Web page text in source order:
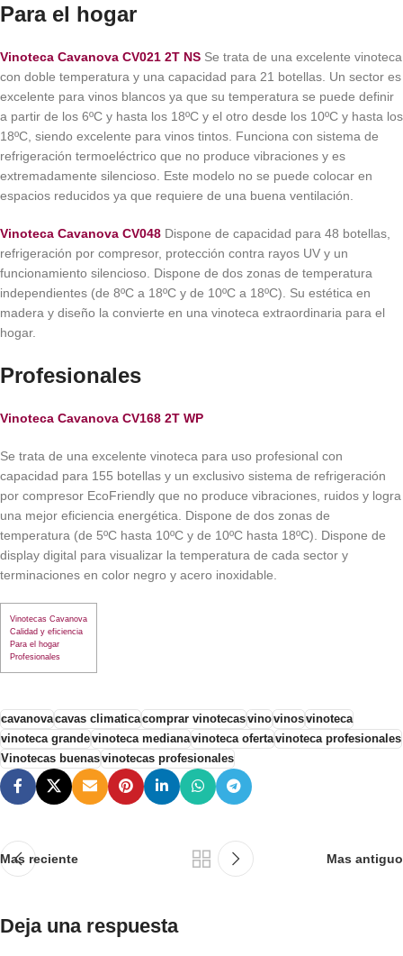
Para el hogar
Vinoteca Cavanova CV021 2T NS Se trata de una excelente vinoteca
con doble temperatura y una capacidad para 21 botellas. Un sector es
excelente para vinos blancos ya que su temperatura se puede definir
a partir de los 6ºC y hasta los 18ºC y el otro desde los 10ºC y hasta los
18ºC, siendo excelente para vinos tintos. Funciona con sistema de
refrigeración termoeléctrico que no produce vibraciones y es
extremadamente silencioso. Este modelo no se puede colocar en
espacios reducidos ya que requiere de una buena ventilación.
Vinoteca Cavanova CV048 Dispone de capacidad para 48 botellas,
refrigeración por compresor, protección contra rayos UV y un
funcionamiento silencioso. Dispone de dos zonas de temperatura
independientes (de 8ºC a 18ºC y de 10ºC a 18ºC). Su estética en
madera y diseño la convierte en una vinoteca extraordinaria para el
hogar.
Profesionales
Vinoteca Cavanova CV168 2T WP
Se trata de una excelente vinoteca para uso profesional con
capacidad para 155 botellas y un exclusivo sistema de refrigeración
por compresor EcoFriendly que no produce vibraciones, ruidos y logra
una mejor eficiencia energética. Dispone de dos zonas de
temperatura (de 5ºC hasta 10ºC y de 10ºC hasta 18ºC). Dispone de
display digital para visualizar la temperatura de cada sector y
terminaciones en color negro y acero inoxidable.
Vinotecas Cavanova
Calidad y eficiencia
Para el hogar
Profesionales
cavanovacavas climaticacomprar vinotecasvinovinosvinoteca
vinoteca grandevinoteca medianavinoteca ofertavinoteca profesionales
Vinotecas buenasvinotecas profesionales
Mas reciente Mas antiguo
Deja una respuesta